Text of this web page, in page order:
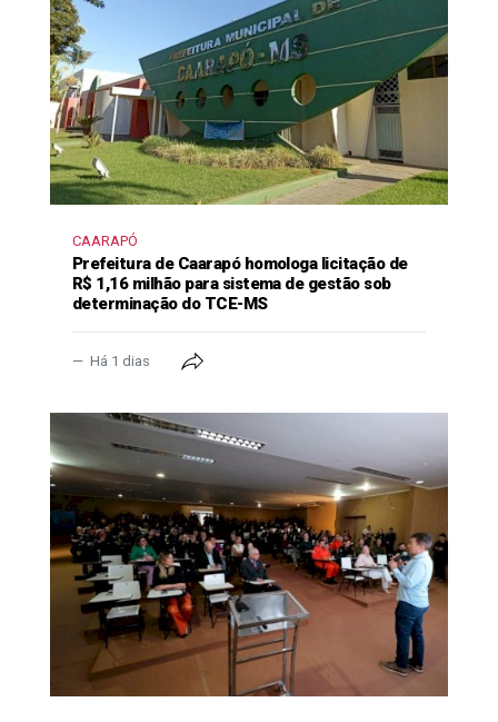
CAARAPÓ
Prefeitura de Caarapó homologa licitação de
R$ 1,16 milhão para sistema de gestão sob
determinação do TCE-MS
Há 1 dias